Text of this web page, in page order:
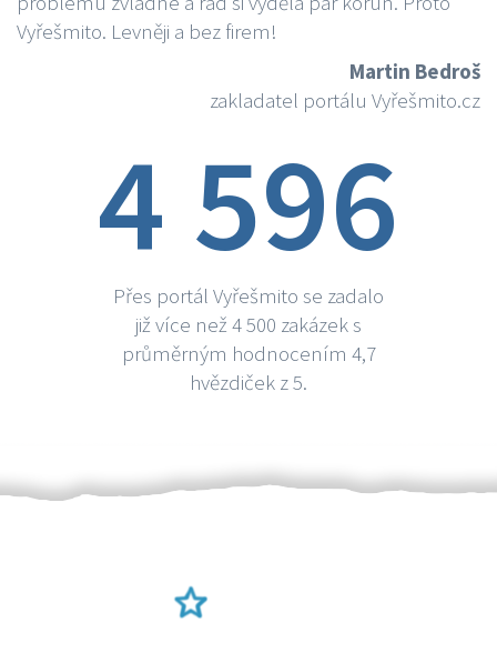
Vyřešmito. Levněji a bez firem!
Martin Bedroš
zakladatel portálu Vyřešmito.cz
4 596
Přes portál Vyřešmito se zadalo
již více než 4 500 zakázek s
průměrným hodnocením 4,7
hvězdiček z 5.